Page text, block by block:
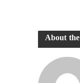
About